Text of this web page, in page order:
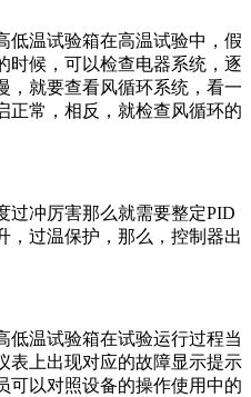
温试验箱在高温试验中，假
时候，可以检查电器系统，逐
，就要查看风循环系统，看一
正常，相反，就检查风循环的
冲厉害那么就需要整定PID
，过温保护，那么，控制器出
温试验箱在试验运行过程当
表上出现对应的故障显示提示
可以对照设备的操作使用中的